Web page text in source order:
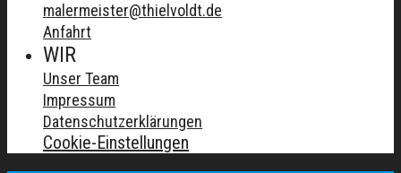
malermeister@thielvoldt.de
Anfahrt
WIR
Unser Team
Impressum
Datenschutzerklärungen
Cookie-Einstellungen